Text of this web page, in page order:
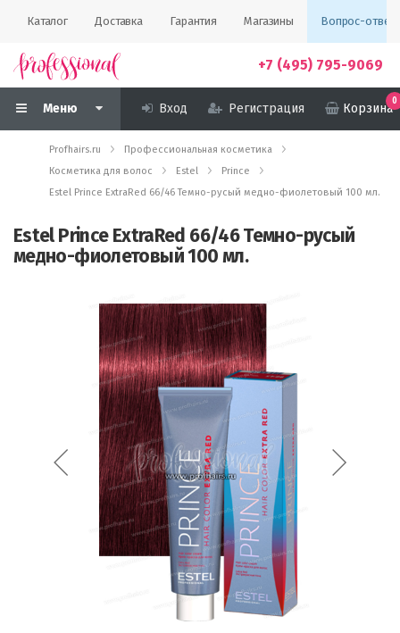
Каталог Доставка Гарантия Магазины Вопрос-ответ
+7 (495) 795-9069
Меню Вход Регистрация Корзина
0
Profhairs.ru
Профессиональная косметика
Косметика для волос
Estel
Prince
Estel Prince ExtraRed 66/46 Темно-русый медно-фиолетовый 100 мл.
Estel Prince ExtraRed 66/46 Темно-русый
медно-фиолетовый 100 мл.